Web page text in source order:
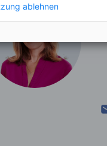
ablehnen